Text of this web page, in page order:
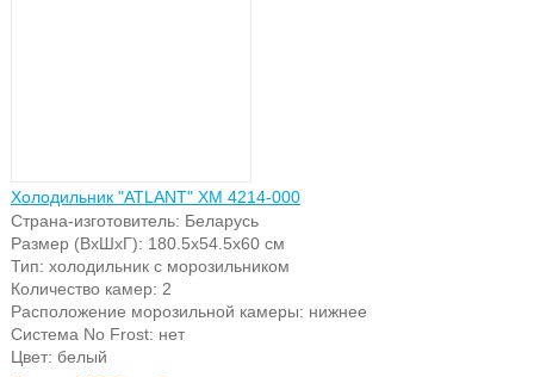
Холодильник "ATLANT" ХМ 4214-000
Страна-изготовитель: Беларусь
Размер (ВхШхГ): 180.5х54.5х60 см
Тип: холодильник с морозильником
Количество камер: 2
Расположение морозильной камеры: нижнее
Система No Frost: нет
Цвет: белый